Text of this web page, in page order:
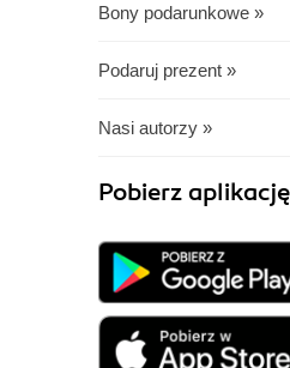
Bony podarunkowe »
Podaruj prezent »
Nasi autorzy »
Pobierz